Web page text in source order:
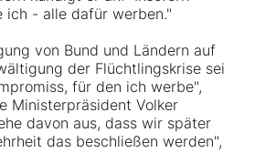
- alle dafür werben."
von Bund und Ländern auf
der Flüchtlingskrise sei
für den ich werbe",
Ministerpräsident Volker
davon aus, dass wir später
das beschließen werden",